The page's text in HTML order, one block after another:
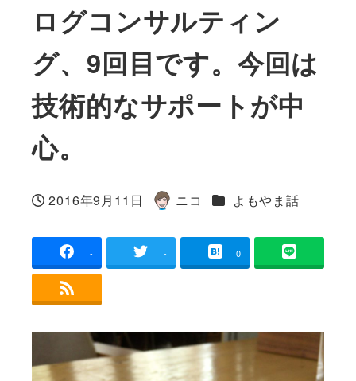
ログコンサルティン
グ、9回目です。今回は
技術的なサポートが中
心。
投稿日
2016年9月11日
著
ニコ カテゴリー
よもやま話
- - 0